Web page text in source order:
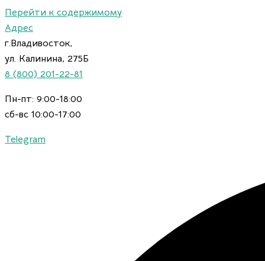
Перейти к содержимому
Адрес
г.Владивосток,
ул. Калинина, 275Б
8 (800) 201-22-81
Пн-пт: 9:00-18:00
сб-вс 10:00-17:00
Telegram